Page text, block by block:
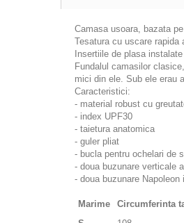
Camasa usoara, bazata
Tesatura cu uscare
Insertiile de plasa
Fundalul camasilor
mici din ele. Sub ele erau
Caracteristici:
- material robust cu
- index UPF30
- taietura anatomica
- guler pliat
- bucla pentru ochelari de
- doua buzunare verticale
- doua buzunare
Marime Circumferinta